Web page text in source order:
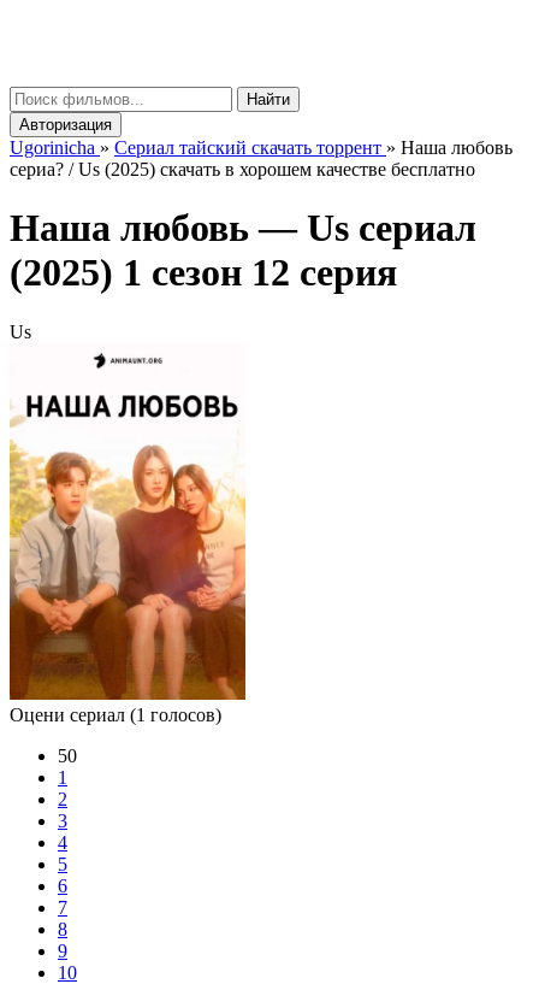
Найти
Авторизация
Ugorinicha » Сериал тайский скачать торрент » Наша любовь
сериа? / Us (2025) скачать в хорошем качестве бесплатно
Наша любовь —Us сериал
(2025) 1 сезон 12 серия
Us
Оцени сериал (1 голосов)
50
1
2
3
4
5
6
7
8
9
10